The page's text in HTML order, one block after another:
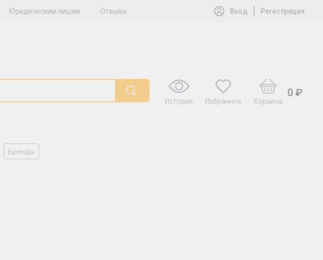
Юридическим лицам Отзывы Вход Регистрация
История Избранное Корзина
0 ₽
Бренды